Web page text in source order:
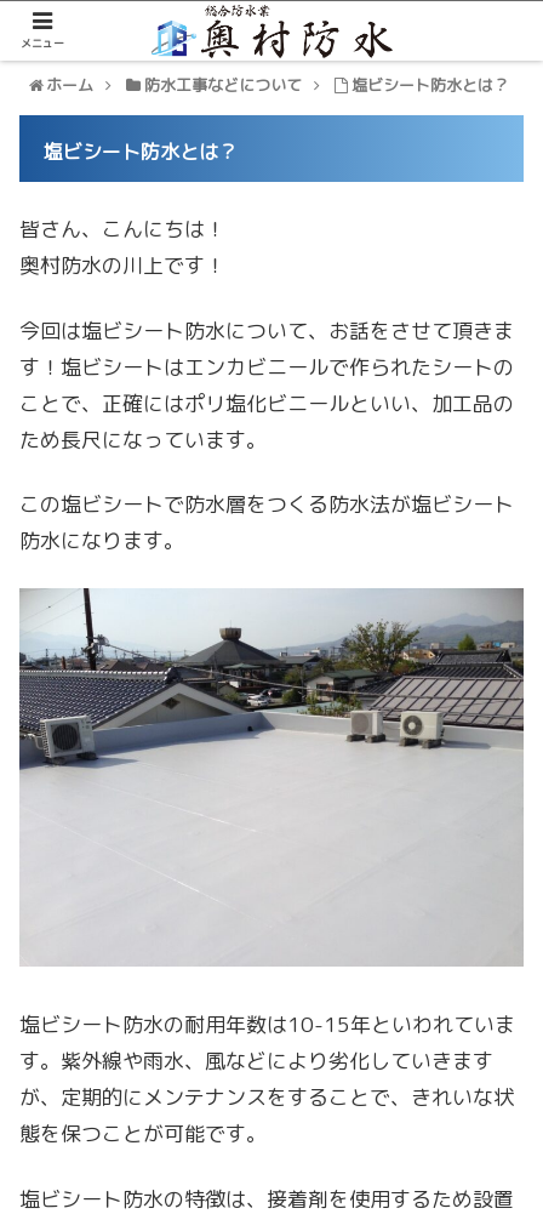
ホーム 防水工事などについて 塩ビシート防水とは？
塩ビシート防水とは？
皆さん、こんにちは！
奥村防水の川上です！
今回は塩ビシート防水について、お話をさせて頂きま
す！塩ビシートはエンカビニールで作られたシートの
ことで、正確にはポリ塩化ビニールといい、加工品の
ため長尺になっています。
この塩ビシートで防水層をつくる防水法が塩ビシート
防水になります。
塩ビシート防水の耐用年数は10-15年といわれていま
す。紫外線や雨水、風などにより劣化していきます
が、定期的にメンテナンスをすることで、きれいな状
態を保つことが可能です。
塩ビシート防水の特徴は、接着剤を使用するため設置
メニュー